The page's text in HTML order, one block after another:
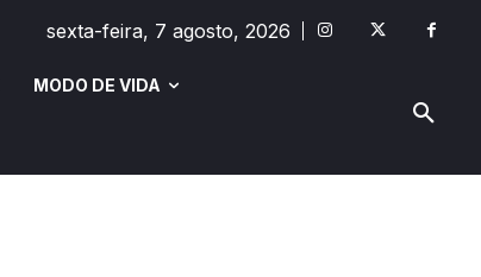
sexta-feira, 7 agosto, 2026
MODO DE VIDA